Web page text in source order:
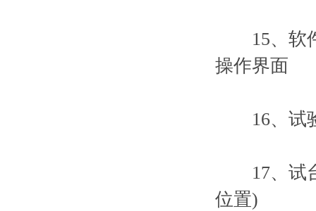
15、软件
操作界面
16、试验
17、试台
位置)